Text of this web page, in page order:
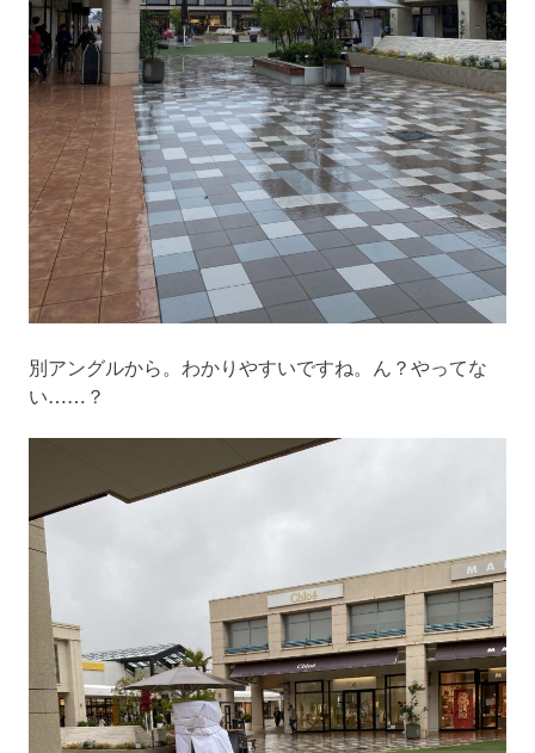
別アングルから。わかりやすいですね。ん？やってな
い……？